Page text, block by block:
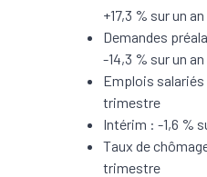
+17,3 % sur un an
Demandes
-14,3 % sur un an
Emplois salariés
trimestre
Intérim : -1,6 %
Taux de
trimestre